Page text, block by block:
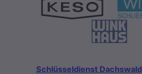
Schlüsseldienst Dachswald